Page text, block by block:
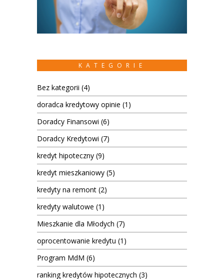
KATEGORIE
Bez kategorii (4)
doradca kredytowy opinie (1)
Doradcy Finansowi (6)
Doradcy Kredytowi (7)
kredyt hipoteczny (9)
kredyt mieszkaniowy (5)
kredyty na remont (2)
kredyty walutowe (1)
Mieszkanie dla Młodych (7)
oprocentowanie kredytu (1)
Program MdM (6)
ranking kredytów hipotecznych (3)